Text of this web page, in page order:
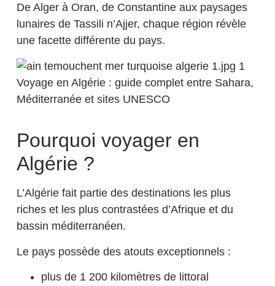
De Alger à Oran, de Constantine aux paysages
lunaires de Tassili n’Ajjer, chaque région révèle
une facette différente du pays.
Pourquoi voyager en
Algérie ?
L’Algérie fait partie des destinations les plus
riches et les plus contrastées d’Afrique et du
bassin méditerranéen.
Le pays possède des atouts exceptionnels :
plus de 1 200 kilomètres de littoral